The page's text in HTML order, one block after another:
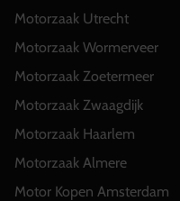
Motorzaak Utrecht
Motorzaak Wormerveer
Motorzaak Zoetermeer
Motorzaak Zwaagdijk
Motorzaak Haarlem
Motorzaak Almere
Motor Kopen Amsterdam